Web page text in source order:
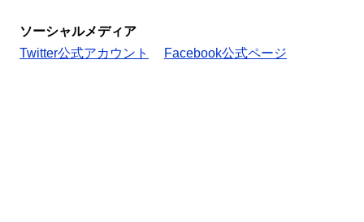
ソーシャルメディア
Twitter公式アカウント
Facebook公式ページ